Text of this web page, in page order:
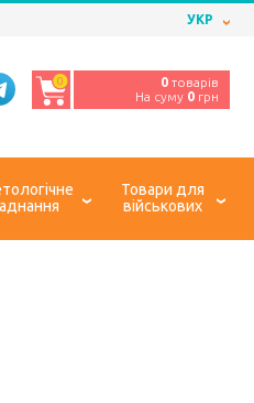
УКР
0 0 товарів
На суму 0 грн
Товари для
військових